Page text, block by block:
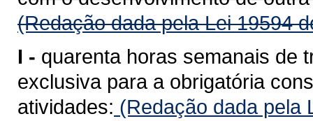
(Redação dada pela Lei 19594
I - quarenta horas semanais de
exclusiva para a obrigatória
atividades: (Redação dada pela